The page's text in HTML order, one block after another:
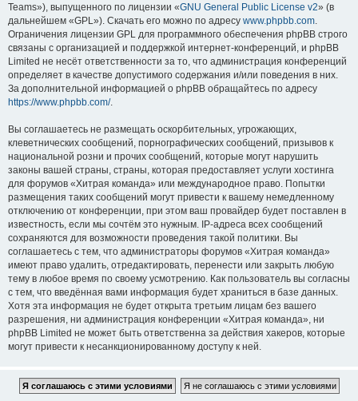
Teams»), выпущенного по лицензии «GNU General Public License v2» (в
дальнейшем «GPL»). Скачать его можно по адресу www.phpbb.com.
Ограничения лицензии GPL для программного обеспечения phpBB строго
связаны с организацией и поддержкой интернет-конференций, и phpBB
Limited не несёт ответственности за то, что администрация конференций
определяет в качестве допустимого содержания и/или поведения в них.
За дополнительной информацией о phpBB обращайтесь по адресу
https://www.phpbb.com/.
Вы соглашаетесь не размещать оскорбительных, угрожающих,
клеветнических сообщений, порнографических сообщений, призывов к
национальной розни и прочих сообщений, которые могут нарушить
законы вашей страны, страны, которая предоставляет услуги хостинга
для форумов «Хитрая команда» или международное право. Попытки
размещения таких сообщений могут привести к вашему немедленному
отключению от конференции, при этом ваш провайдер будет поставлен в
известность, если мы сочтём это нужным. IP-адреса всех сообщений
сохраняются для возможности проведения такой политики. Вы
соглашаетесь с тем, что администраторы форумов «Хитрая команда»
имеют право удалить, отредактировать, перенести или закрыть любую
тему в любое время по своему усмотрению. Как пользователь вы согласны
с тем, что введённая вами информация будет храниться в базе данных.
Хотя эта информация не будет открыта третьим лицам без вашего
разрешения, ни администрация конференции «Хитрая команда», ни
phpBB Limited не может быть ответственна за действия хакеров, которые
могут привести к несанкционированному доступу к ней.